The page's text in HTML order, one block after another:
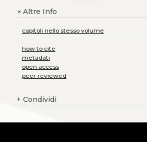
+Altre Info
capitoli nello stesso volume
how to cite
metadati
open access
peer reviewed
+ Condividi